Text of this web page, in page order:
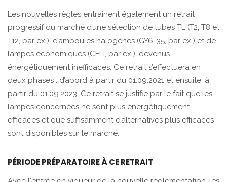
Les nouvelles règles entraînent également un retrait
progressif du marché d’une sélection de tubes TL (T2, T8 et
T12, par ex.), d’ampoules halogènes (GY6, 35, par ex.) et de
lampes économiques (CFLi, par ex.), devenus
énergétiquement inefficaces. Ce retrait s’effectuera en
deux phases : d’abord à partir du 01.09.2021 et ensuite, à
partir du 01.09.2023. Ce retrait se justifie par le fait que les
lampes concernées ne sont plus énergétiquement
efficaces et que suffisamment d’alternatives plus efficaces
sont disponibles sur le marché.
PÉRIODE PRÉPARATOIRE À CE RETRAIT